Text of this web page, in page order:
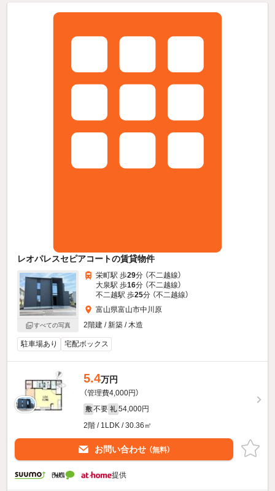
レオパレスセピアコートの賃貸物件
すべての写真
栄町駅 歩29分 （不二越線）
大泉駅 歩16分 （不二越線）
不二越駅 歩25分 （不二越線）
富山県富山市中川原
2階建 / 新築 / 木造
駐車場あり 宅配ボックス
5.4万円
（管理費4,000円）
敷 不要 礼 54,000円
2階 / 1LDK / 30.36㎡
お問い合わせ （無料）
提供